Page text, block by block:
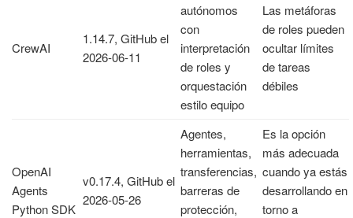
CrewAI
1.14.7, GitHub el
2026-06-11
autónomos
con
interpretación
de roles y
orquestación
estilo equipo
Las metáforas
de roles pueden
ocultar límites
de tareas
débiles
OpenAI
Agents
Python SDK
v0.17.4, GitHub el
2026-05-26
Agentes,
herramientas,
transferencias,
barreras de
protección,
Es la opción
más adecuada
cuando ya estás
desarrollando en
torno a